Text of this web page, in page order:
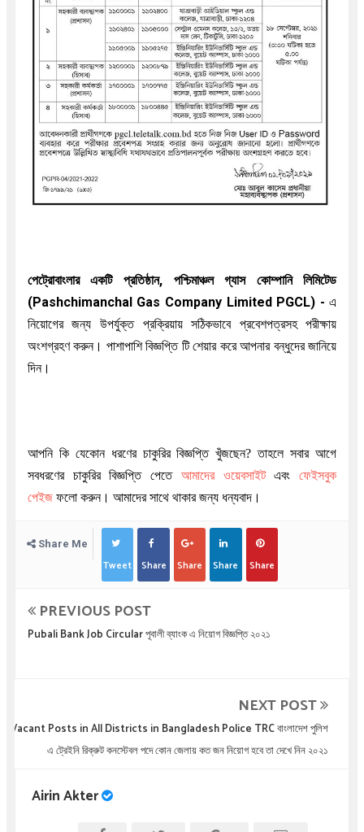
পেট্রোবাংলার একটি প্রতিষ্ঠান, পশ্চিমাঞ্চল গ্যাস কোম্পানি লিমিটেড
(Pashchimanchal Gas Company Limited PGCL) - এ
নিয়োগের জন্য উপর্যুক্ত প্রক্রিয়ায় সঠিকভাবে প্রবেশপত্রসহ পরীক্ষায়
অংশগ্রহণ করুন। পাশাপাশি বিজ্ঞপ্তি টি শেয়ার করে আপনার বন্ধুদের জানিয়ে
দিন।
আপনি কি যেকোন ধরণের চাকুরির বিজ্ঞপ্তি খুঁজছেন?তাহলে সবার আগে
সবধরণের চাকুরির বিজ্ঞপ্তি পেতে
আমাদের ওয়েবসাইট এবংফেইসবুক
পেইজফলো করুন। আমাদের সাথে থাকার জন্য ধন্যবাদ।
Share Me
Tweet Share Share Share Share
PREVIOUS POST
Pubali Bank Job Circular পূবালী ব্যাংক এ নিয়োগ বিজ্ঞপ্তি ২০২১
NEXT POST
Vacant Posts in All Districts in Bangladesh Police TRC বাংলাদেশ পুলিশ
এ ট্রেইনি রিক্রুট কনস্টেবল পদে কোন জেলায় কত জন নিয়োগ হবে তা দেখে নিন ২০২১
Airin Akter